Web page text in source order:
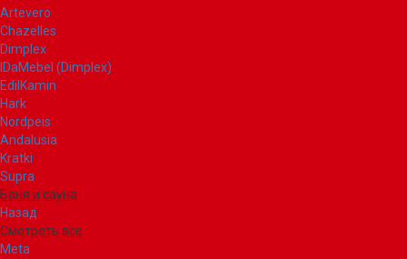
Artevero
Chazelles
Dimplex
IDaMebel (Dimplex)
EdilKamin
Hark
Nordpeis
Andalusia
Kratki
Supra
Баня и сауна
Назад
Смотреть все
Meta